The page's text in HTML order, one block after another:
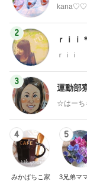
2
ｒｉｉ
ｒｉｉ
3
運動部
☆はー
4
みかぱちこ家
5
3兄弟マ